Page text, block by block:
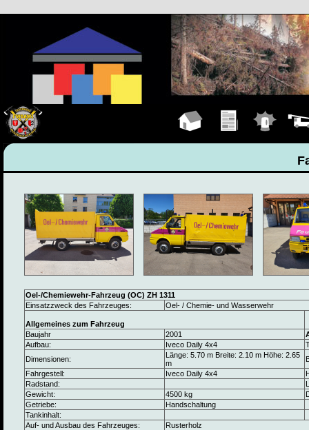
Oel-/Chemiewehr-Fahrzeug (OC) ZH 1311
Einsatzzweck des Fahrzeuges:
Oel- / Chemie- und Wasserwehr
Allgemeines zum Fahrzeug
Baujahr
2001
Aufbau:
Iveco Daily 4x4
Dimensionen:
Länge: 5.70 m Breite: 2.10 m Höhe: 2.65
m
Fahrgestell:
Iveco Daily 4x4
Radstand:
Gewicht:
4500 kg
Getriebe:
Handschaltung
Tankinhalt:
Auf- und Ausbau des Fahrzeuges:
Rusterholz